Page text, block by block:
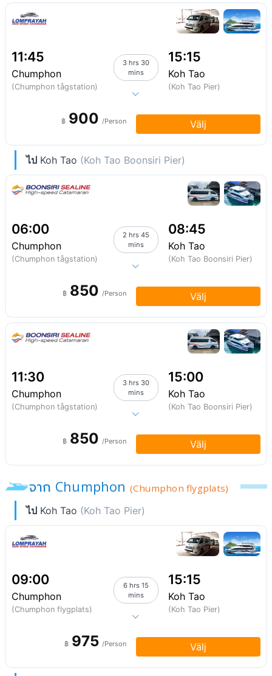
11:45
Chumphon
(Chumphon tågstation)
3 hrs 30
mins
15:15
Koh Tao
(Koh Tao Pier)
฿ 900 /Person Välj
ไป Koh Tao (Koh Tao Boonsiri Pier)
06:00
Chumphon
(Chumphon tågstation)
2 hrs 45
mins
08:45
Koh Tao
(Koh Tao Boonsiri Pier)
฿ 850 /Person Välj
11:30
Chumphon
(Chumphon tågstation)
3 hrs 30
mins
15:00
Koh Tao
(Koh Tao Boonsiri Pier)
฿ 850 /Person Välj
จาก Chumphon (Chumphon flygplats)
ไป Koh Tao (Koh Tao Pier)
09:00
Chumphon
(Chumphon flygplats)
6 hrs 15
mins
15:15
Koh Tao
(Koh Tao Pier)
฿ 975 /Person Välj